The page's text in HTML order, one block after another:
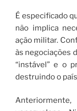
É especificado
não implica
ação militar.
às negociações
“instável” e o
destruindo o